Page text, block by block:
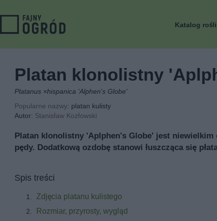
Katalog
Platan klonolistny
Platanus ×hispanica 'Alphen's Globe'
Popularne nazwy: platan kulisty
Autor: Stanisław Kozłowski
Platan klonolistny 'Aplphen's Globe' jest
pędy. Dodatkową ozdobę stanowi łuszcząca się
Spis treści
Zdjęcia platanu kulistego
Rozmiar, przyrosty, wygląd